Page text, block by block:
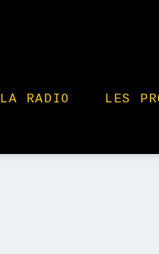
LA RADIO LES